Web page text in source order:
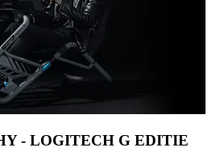
- LOGITECH G EDITIE